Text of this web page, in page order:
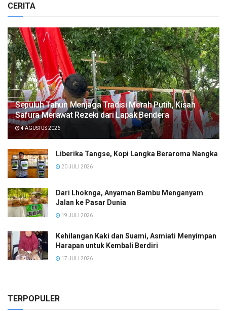
CERITA
Sepuluh Tahun Menjaga Tradisi Merah Putih, Kisah
Safura Merawat Rezeki dari Lapak Bendera
4 AGUSTUS 2026
Liberika Tangse, Kopi Langka Beraroma Nangka
20 JULI 2026
Dari Lhoknga, Anyaman Bambu Menganyam
Jalan ke Pasar Dunia
19 JULI 2026
Kehilangan Kaki dan Suami, Asmiati Menyimpan
Harapan untuk Kembali Berdiri
17 JULI 2026
TERPOPULER